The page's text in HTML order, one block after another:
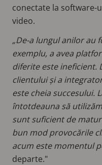
conectate la software-
video.
„De-a lungul anilor au
exemplu, a avea
diferite este ineficient.
clientului și a
este cheia succesului.
întotdeauna să
sunt suficient de
bun mod provocările
acum este momentul
departe."